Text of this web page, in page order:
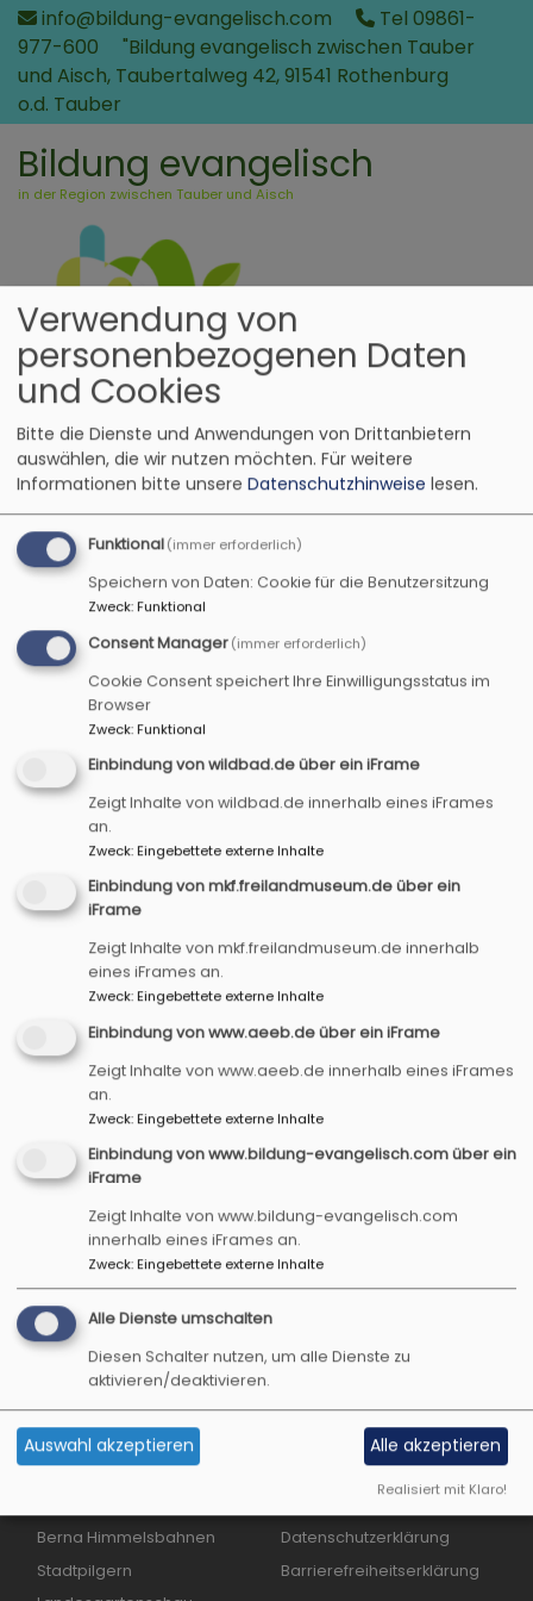
Direkt
zum
Inhalt
info@bildung-evangelisch.com
Tel 09861-
977-600
"Bildung evangelisch zwischen Tauber
und Aisch, Taubertalweg 42, 91541 Rothenburg
o.d. Tauber
Bildung evangelisch
in der Region zwischen Tauber und Aisch
Hauptnavigation
Startseite Impressum
Impressum
www.bildung-evangelisch.comist ein Angebot
der Evangelisch-Lutherischen Kirche in Bayern.
Diese ist eine Körperschaft des öffentlichen
Rechts, vertreten durch Diakon Jürgen Rotter
Anbieter gemäß § 5 TMG:
Bildung evangelisch zwischen Tauber und Aisch e.
Sitz im Wildbad Rothenburg
Taubertalweg 42
91541 Rothenburg o. d. Tauber
Diakon Jürgen Rotter
Hauptnavigation
Startseite
Aktuelles Programm
Berna Himmelsbahnen
Stadtpilgern
Fußbereichsmenü
Datenschutzerklärung
Barrierefreiheitserklärung
Verwendung von
personenbezogenen Daten
und Cookies
Bitte die Dienste und Anwendungen von Drittanbietern
auswählen, die wir nutzen möchten. Für weitere
Informationen bitte unsere Datenschutzhinweise lesen.
Funktional(immer erforderlich)
Speichern von Daten: Cookie für die Benutzersitzung
Zweck:Funktional
Consent Manager(immer erforderlich)
Cookie Consent speichert Ihre Einwilligungsstatus im
Browser
Zweck:Funktional
Einbindung von wildbad.de über ein iFrame
Zeigt Inhalte von wildbad.de innerhalb eines iFrames
an.
Zweck:Eingebettete externe Inhalte
Einbindung von mkf.freilandmuseum.de über ein
iFrame
Zeigt Inhalte von mkf.freilandmuseum.de innerhalb
eines iFrames an.
Zweck:Eingebettete externe Inhalte
Einbindung von www.aeeb.de über ein iFrame
Zeigt Inhalte von www.aeeb.de innerhalb eines iFrames
an.
Zweck:Eingebettete externe Inhalte
Einbindung von www.bildung-evangelisch.com über ein
iFrame
Zeigt Inhalte von www.bildung-evangelisch.com
innerhalb eines iFrames an.
Zweck:Eingebettete externe Inhalte
Alle Dienste umschalten
Diesen Schalter nutzen, um alle Dienste zu
aktivieren/deaktivieren.
Auswahl akzeptieren Alle akzeptieren
Realisiert mit Klaro!